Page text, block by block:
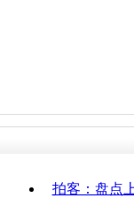
拍客：盘点